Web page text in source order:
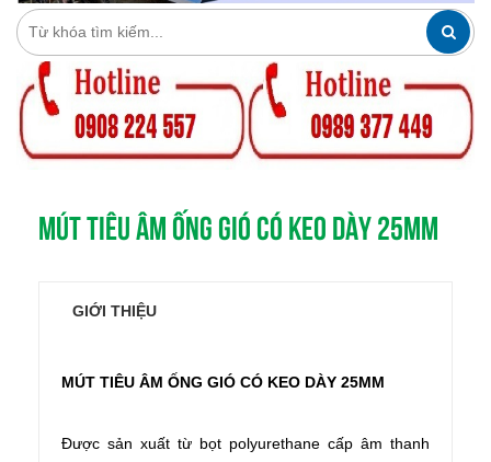
MÚT TIÊU ÂM ỐNG GIÓ CÓ KEO DÀY 25MM
GIỚI THIỆU
MÚT TIÊU ÂM ỐNG GIÓ CÓ KEO DÀY 25MM
Được sản xuất từ bọt polyurethane cấp âm thanh